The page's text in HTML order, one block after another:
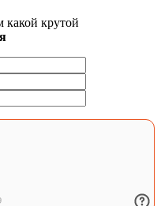
какой крутой